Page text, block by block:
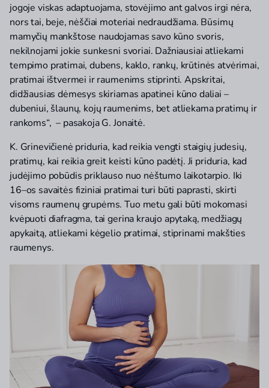
jogoje viskas adaptuojama, stovėjimo ant galvos irgi nėra,
nors tai, beje, nėščiai moteriai nedraudžiama. Būsimų
mamyčių mankštose naudojamas savo kūno svoris,
nekilnojami jokie sunkesni svoriai. Dažniausiai atliekami
tempimo pratimai, dubens, kaklo, rankų, krūtinės atvėrimai,
pratimai ištvermei ir raumenims stiprinti. Apskritai,
didžiausias dėmesys skiriamas apatinei kūno daliai –
dubeniui, šlaunų, kojų raumenims, bet atliekama pratimų ir
rankoms“, – pasakoja G. Jonaitė.
K. Grinevičienė priduria, kad reikia vengti staigių judesių,
pratimų, kai reikia greit keisti kūno padėtį. Ji priduria, kad
judėjimo pobūdis priklauso nuo nėštumo laikotarpio. Iki
16–os savaitės fiziniai pratimai turi būti paprasti, skirti
visoms raumenų grupėms. Tuo metu gali būti mokomasi
kvėpuoti diafragma, tai gerina kraujo apytaką, medžiagų
apykaitą, atliekami kėgelio pratimai, stiprinami makšties
raumenys.